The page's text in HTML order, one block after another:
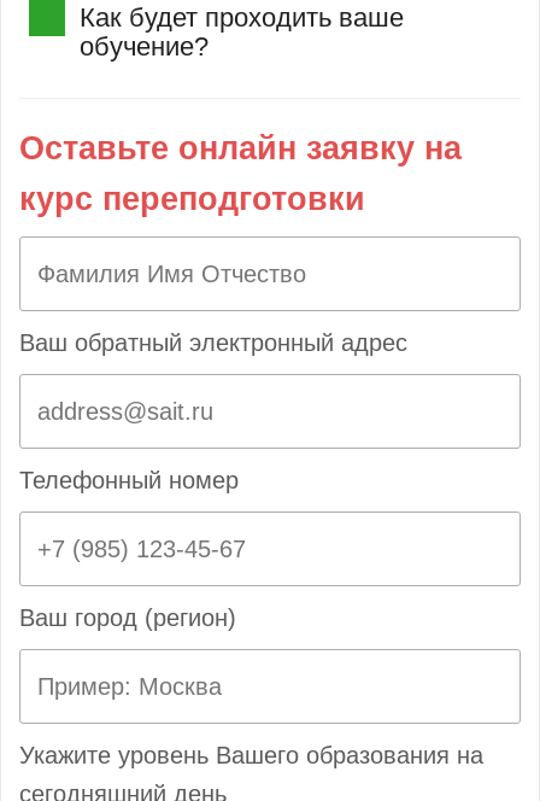
Как будет проходить ваше
обучение?
Оставьте онлайн заявку на
курс переподготовки
Ваш обратный электронный адрес
Телефонный номер
Ваш город (регион)
Укажите уровень Вашего образования на
сегодняшний день